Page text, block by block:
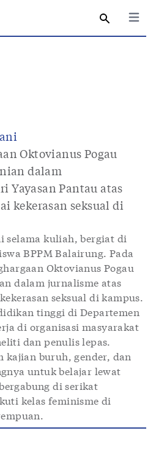
Open
Oktovianus Pogau
dalam
Yayasan Pantau atas
kekerasan seksual di
selama kuliah, bergiat di
BPPM Balairung. Pada
Oktovianus Pogau
dalam jurnalisme atas
seksual di kampus.
tinggi di Departemen
di organisasi masyarakat
dan penulis lepas.
kajian buruh, gender, dan
untuk belajar lewat
di serikat
kelas feminisme di